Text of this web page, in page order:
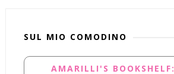
SUL MIO COMODINO
AMARILLI'S BOOKSHELF: